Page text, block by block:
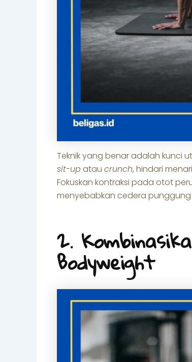
Teknik yang benar adalah kunci
sit-up atau crunch, hindari
Fokuskan kontraksi pada otot
menyebabkan cedera
2.
Bodyweight